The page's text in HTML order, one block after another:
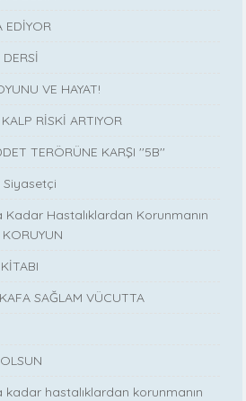
EDİYOR
VE HAYAT!
RİSKİ ARTIYOR
TERÖRÜNE KARŞI ''5B''
Hastalıklardan Korunmanın
SAĞLAM VÜCUTTA
hastalıklardan korunmanın